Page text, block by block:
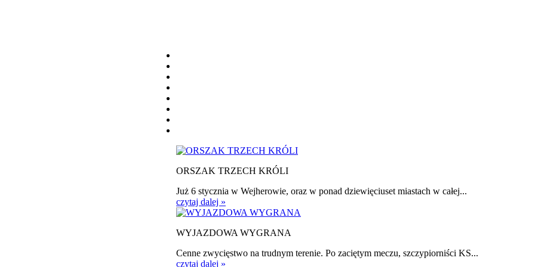
ORSZAK TRZECH KRÓLI
Już 6 stycznia w Wejherowie, oraz w ponad dziewięciuset miastach w całej...
czytaj dalej »
WYJAZDOWA WYGRANA
Cenne zwycięstwo na trudnym terenie. Po zaciętym meczu, szczypiorniści KS...
czytaj dalej »